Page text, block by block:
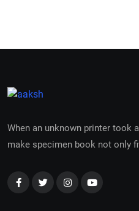
When an unknown printer took
make specimen book not only